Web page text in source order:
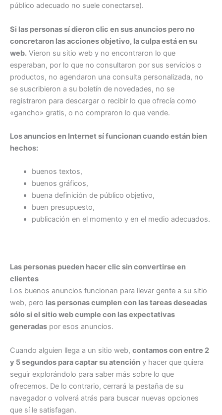
público adecuado no suele conectarse).
Si las personas sí dieron clic en sus anuncios pero no
concretaron las acciones objetivo, la culpa está en su
web. Vieron su sitio web y no encontraron lo que
esperaban, por lo que no consultaron por sus servicios o
productos, no agendaron una consulta personalizada, no
se suscribieron a su boletín de novedades, no se
registraron para descargar o recibir lo que ofrecía como
«gancho» gratis, o no compraron lo que vende.
Los anuncios en Internet sí funcionan cuando están bien
hechos:
buenos textos,
buenos gráficos,
buena definición de público objetivo,
buen presupuesto,
publicación en el momento y en el medio adecuados.
Las personas pueden hacer clic sin convertirse en
clientes
Los buenos anuncios funcionan para llevar gente a su sitio
web, pero las personas cumplen con las tareas deseadas
sólo si el sitio web cumple con las expectativas
generadas por esos anuncios.
Cuando alguien llega a un sitio web, contamos con entre 2
y 5 segundos para captar su atención y hacer que quiera
seguir explorándolo para saber más sobre lo que
ofrecemos. De lo contrario, cerrará la pestaña de su
navegador o volverá atrás para buscar nuevas opciones
que sí le satisfagan.